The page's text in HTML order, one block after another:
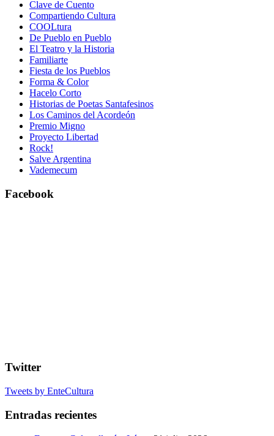
Clave de Cuento
Compartiendo Cultura
COOLtura
De Pueblo en Pueblo
El Teatro y la Historia
Familiarte
Fiesta de los Pueblos
Forma & Color
Hacelo Corto
Historias de Poetas Santafesinos
Los Caminos del Acordeón
Premio Migno
Proyecto Libertad
Rock!
Salve Argentina
Vademecum
Facebook
Twitter
Tweets by EnteCultura
Entradas recientes